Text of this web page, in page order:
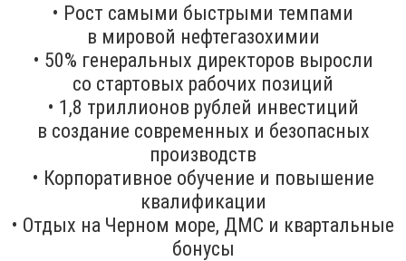
• Рост самыми быстрыми темпами
в мировой нефтегазохимии
• 50% генеральных директоров выросли
со стартовых рабочих позиций
• 1,8 триллионов рублей инвестиций
в создание современных и безопасных
производств
• Корпоративное обучение и повышение
квалификации
• Отдых на Черном море, ДМС и квартальные
бонусы